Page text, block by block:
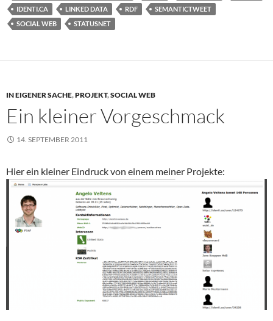
IDENTI.CA
LINKED DATA RDF
SEMANTICTWEET
SOCIAL WEB
STATUSNET
IN EIGENER SACHE,PROJEKT,SOCIAL WEB
Ein kleiner Vorgeschmack
14. SEPTEMBER 2011
Hier ein kleiner Eindruck von einem meiner Projekte: